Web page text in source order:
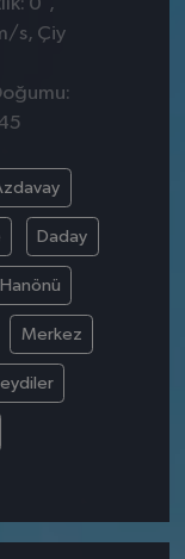
s, Çiy
Daday
Hanönü
Merkez